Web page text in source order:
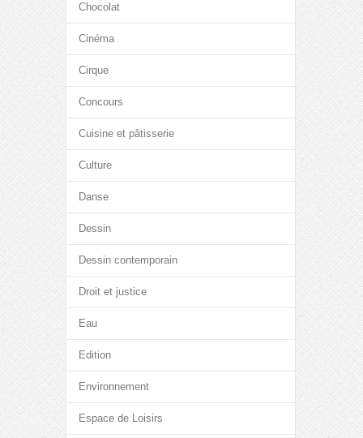
Chocolat
Cinéma
Cirque
Concours
Cuisine et pâtisserie
Culture
Danse
Dessin
Dessin contemporain
Droit et justice
Eau
Edition
Environnement
Espace de Loisirs